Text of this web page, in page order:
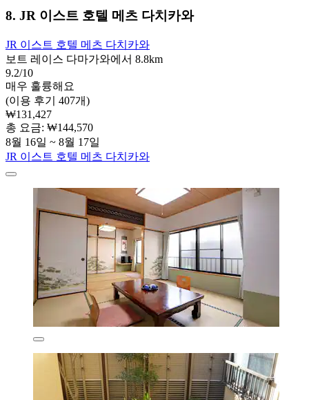
8. JR 이스트 호텔 메츠 다치카와
JR 이스트 호텔 메츠 다치카와
보트 레이스 다마가와에서 8.8km
9.2/10
매우 훌륭해요
(이용 후기 407개)
₩131,427
총 요금: ₩144,570
8월 16일 ~ 8월 17일
JR 이스트 호텔 메츠 다치카와